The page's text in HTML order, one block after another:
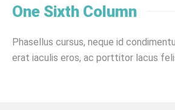
One Sixth Column
Phasellus cursus, neque id
erat iaculis eros, ac porttitor lacus